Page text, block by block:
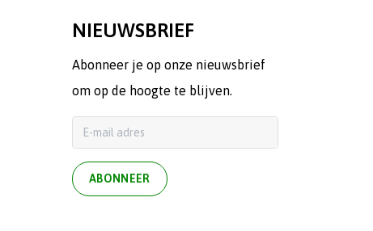
NIEUWSBRIEF
Abonneer je op onze nieuwsbrief
om op de hoogte te blijven.
ABONNEER